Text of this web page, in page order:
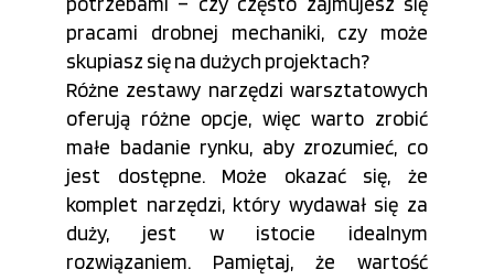
pracami drobnej mechaniki, czy może
skupiasz się na dużych projektach?
Różne zestawy narzędzi warsztatowych
oferują różne opcje, więc warto zrobić
małe badanie rynku, aby zrozumieć, co
jest dostępne. Może okazać się, że
komplet narzędzi, który wydawał się za
duży, jest w istocie idealnym
rozwiązaniem. Pamiętaj, że wartość